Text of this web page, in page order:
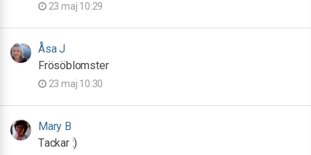
23 maj 10:29
Åsa J
Frösöblomster
23 maj 10:30
Mary B
Tackar :)